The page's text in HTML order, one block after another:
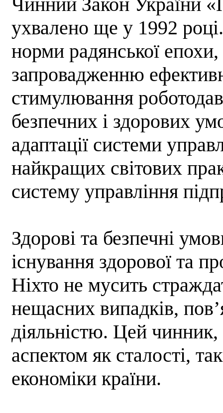
ухвалено ще у 1992
норми радянської
запровадженню
стимулювання
безпечних і здорових
адаптації системи
найкращих світових
систему управління
Здорові та безпечні
існування здорової та
Ніхто не мусить
нещасних випадків,
діяльністю. Цей
аспектом як сталості,
економіки країни.